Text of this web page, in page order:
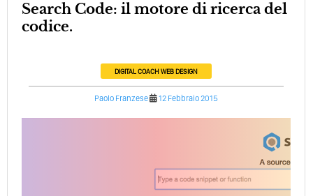
Search Code: il motore di ricerca del
codice.
DIGITAL COACHWEB DESIGN
Paolo Franzese 12 Febbraio 2015